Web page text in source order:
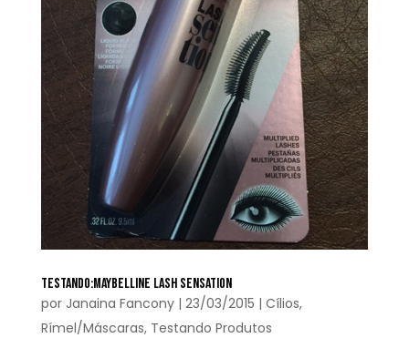
TESTANDO:MAYBELLINE LASH SENSATION
por Janaina Fancony| 23/03/2015 | Cílios,
Rímel/Máscaras, Testando Produtos